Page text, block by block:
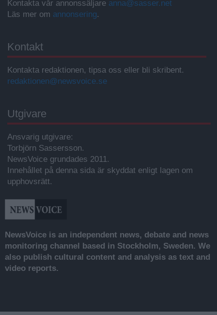
Kontakta vår annonssäljare anna@sasser.net
Läs mer om annonsering.
Kontakt
Kontakta redaktionen, tipsa oss eller bli skribent.
redaktionen@newsvoice.se
Utgivare
Ansvarig utgivare:
Torbjörn Sassersson.
NewsVoice grundades 2011.
Innehållet på denna sida är skyddat enligt lagen om
upphovsrätt.
NewsVoice is an independent news, debate and news
monitoring channel based in Stockholm, Sweden. We
also publish cultural content and analysis as text and
video reports.